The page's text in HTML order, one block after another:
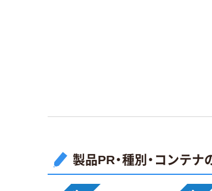
製品PR・種別・コンテ